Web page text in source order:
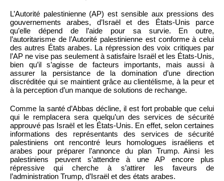
L’Autorité palestinienne (AP) est sensible aux pressions des
gouvernements arabes, d’Israël et des États-Unis parce
qu’elle dépend de l’aide pour sa survie. En outre,
l’autoritarisme de l’Autorité palestinienne est conforme à celui
des autres États arabes. La répression des voix critiques par
l’AP ne vise pas seulement à satisfaire Israël et les États-Unis,
bien qu’il s’agisse de facteurs importants, mais aussi à
assurer la persistance de la domination d’une direction
discréditée qui se maintient grâce au clientélisme, à la peur et
à la perception d’un manque de solutions de rechange.
Comme la santé d’Abbas décline, il est fort probable que celui
qui le remplacera sera quelqu’un des services de sécurité
approuvé pas Israël et les États-Unis. En effet, selon certaines
informations des représentants des services de sécurité
palestiniens ont rencontré leurs homologues israéliens et
arabes pour préparer l’annonce du plan Trump. Ainsi les
palestiniens peuvent s’attendre à une AP encore plus
répressive qui cherche à s’attirer les faveurs de
l’administration Trump, d’Israël et des états arabes.